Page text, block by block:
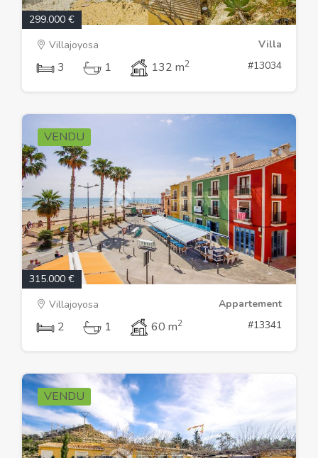
299.000 €
Villajoyosa
Villa
3 1 132 m2 #13034
VENDU
315.000 €
Villajoyosa
Appartement
2 1 60 m2 #13341
VENDU